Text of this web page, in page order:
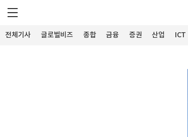
전체기사 글로벌비즈 종합 금융 증권 산업 ICT